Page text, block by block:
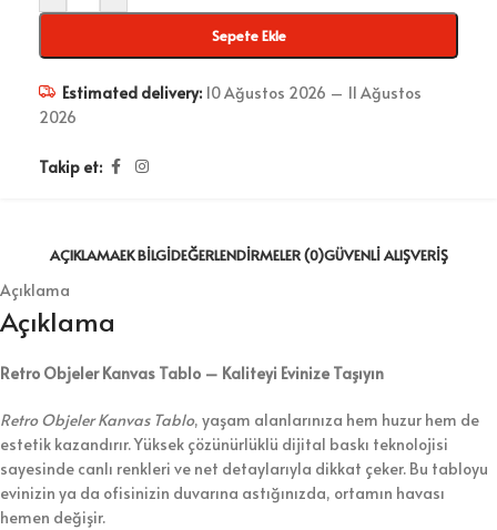
Sepete Ekle
Estimated delivery: 10 Ağustos 2026 – 11 Ağustos
2026
Takip et:
AÇIKLAMAEK BILGIDEĞERLENDIRMELER (0)GÜVENLI ALIŞVERIŞ
Açıklama
Açıklama
Retro Objeler Kanvas Tablo – Kaliteyi Evinize Taşıyın
Retro Objeler Kanvas Tablo, yaşam alanlarınıza hem huzur hem de
estetik kazandırır. Yüksek çözünürlüklü dijital baskı teknolojisi
sayesinde canlı renkleri ve net detaylarıyla dikkat çeker. Bu tabloyu
evinizin ya da ofisinizin duvarına astığınızda, ortamın havası
hemen değişir.